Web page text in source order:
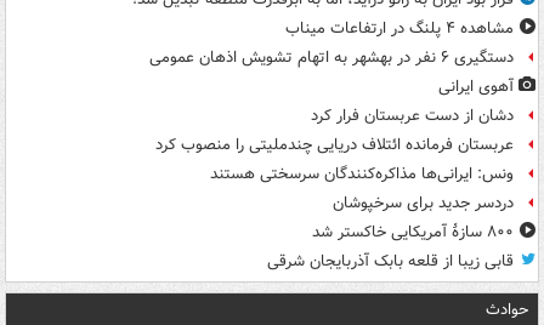
مشاهده ۴ پلنگ در ارتفاعات میناب
دستگیری ۶ نفر در بهشهر به اتهام تشویش اذهان عمومی
آهوی ایرانی
دشان از دست عربستان فرار کرد
عربستان فرمانده ائتلاف دریایی چندملیتی را منصوب کرد
ونس: ایرانی‌ها مذاکره‌کنندگان سرسختی هستند
دردسر جدید برای سرخپوشان
۸۰۰ سازۀ آمریکایی خاکستر شد
قابی زیبا از قلعه بابک آذربایجان شرقی
حوادث